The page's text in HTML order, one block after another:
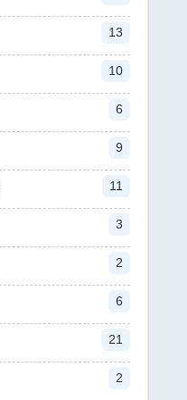
13
10
6
9
11
3
2
6
21
2